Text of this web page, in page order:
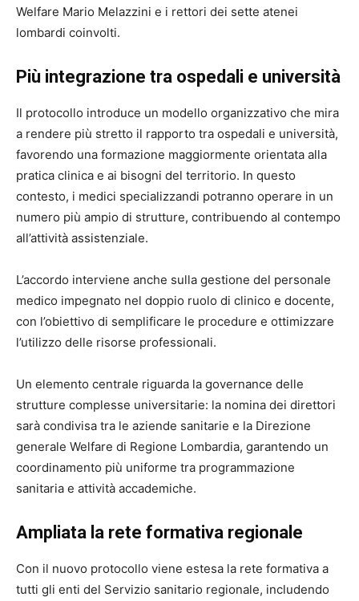
Welfare Mario Melazzini e i rettori dei sette atenei
lombardi coinvolti.
Più integrazione tra ospedali e università
Il protocollo introduce un modello organizzativo che mira
a rendere più stretto il rapporto tra ospedali e università,
favorendo una formazione maggiormente orientata alla
pratica clinica e ai bisogni del territorio. In questo
contesto, i medici specializzandi potranno operare in un
numero più ampio di strutture, contribuendo al contempo
all’attività assistenziale.
L’accordo interviene anche sulla gestione del personale
medico impegnato nel doppio ruolo di clinico e docente,
con l’obiettivo di semplificare le procedure e ottimizzare
l’utilizzo delle risorse professionali.
Un elemento centrale riguarda la governance delle
strutture complesse universitarie: la nomina dei direttori
sarà condivisa tra le aziende sanitarie e la Direzione
generale Welfare di Regione Lombardia, garantendo un
coordinamento più uniforme tra programmazione
sanitaria e attività accademiche.
Ampliata la rete formativa regionale
Con il nuovo protocollo viene estesa la rete formativa a
tutti gli enti del Servizio sanitario regionale, includendo